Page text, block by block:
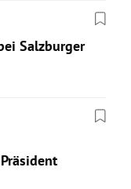
Salzburger